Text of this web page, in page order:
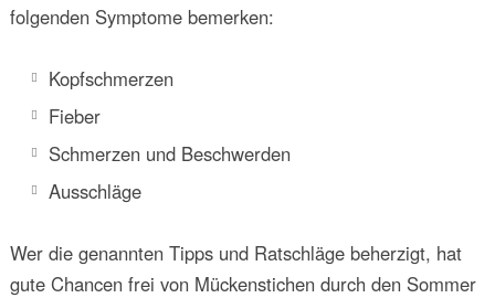
folgenden Symptome bemerken:
Kopfschmerzen
Fieber
Schmerzen und Beschwerden
Ausschläge
Wer die genannten Tipps und Ratschläge beherzigt, hat
gute Chancen frei von Mückenstichen durch den Sommer